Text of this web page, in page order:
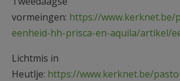
vormeingen: https://www.kerknet.be/
eenheid-hh-prisca-en-aquila/artikel/
Lichtmis in
Heutlje: https://www.kerknet.be/